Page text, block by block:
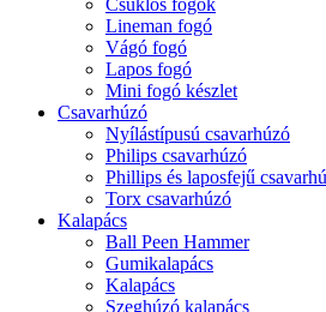
Csuklós fogók
Lineman fogó
Vágó fogó
Lapos fogó
Mini fogó készlet
Csavarhúzó
Nyílástípusú csavarhúzó
Philips csavarhúzó
Phillips és laposfejű
Torx csavarhúzó
Kalapács
Ball Peen Hammer
Gumikalapács
Kalapács
Szeghúzó kalapács